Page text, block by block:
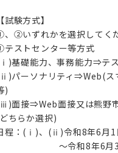
【試験方式】
②いずれかを選択してく
ストセンター等方式
基礎能力、事務能力⇒テ
パーソナリティ⇒Web(ス
)
面接⇒Web面接又は熊野
ちらか選択)
程：(ⅰ)、(ⅱ)令和8年6月1
～令和8年6月30